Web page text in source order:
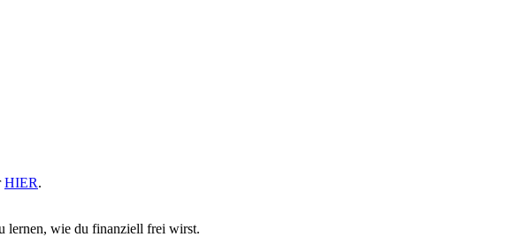
HIER.
lernen, wie du finanziell frei wirst.